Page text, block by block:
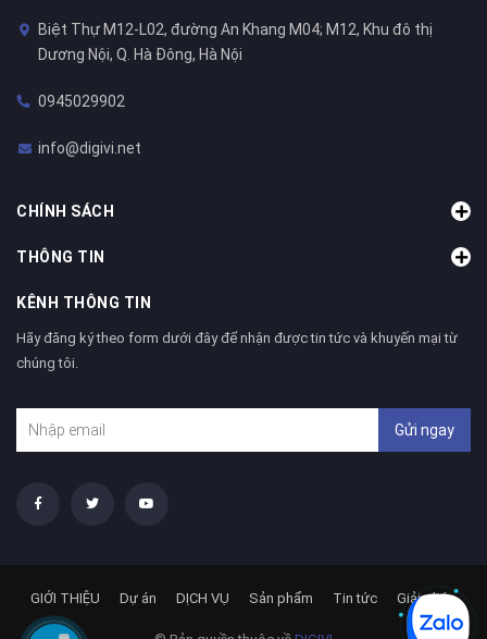
Biệt Thự M12-L02, đường An Khang M04; M12, Khu đô thị
Dương Nội, Q. Hà Đông, Hà Nội
0945029902
info@digivi.net
CHÍNH SÁCH
THÔNG TIN
KÊNH THÔNG TIN
Hãy đăng ký theo form dưới đây để nhận được tin tức và khuyến mại từ
chúng tôi.
Gửi ngay
GIỚI THIỆU Dự án DỊCH VỤ Sản phẩm Tin tức Giải pháp